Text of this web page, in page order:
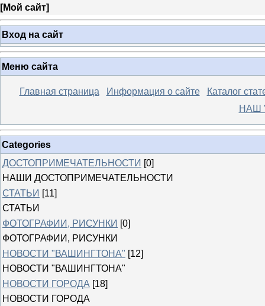
[Мой сайт]
Вход на сайт
Меню сайта
Главная страница Информация о сайте
Каталог
НАШ
Categories
ДОСТОПРИМЕЧАТЕЛЬНОСТИ [0]
НАШИ ДОСТОПРИМЕЧАТЕЛЬНОСТИ
СТАТЬИ [11]
СТАТЬИ
ФОТОГРАФИИ, РИСУНКИ [0]
ФОТОГРАФИИ, РИСУНКИ
НОВОСТИ "ВАШИНГТОНА" [12]
НОВОСТИ "ВАШИНГТОНА"
НОВОСТИ ГОРОДА [18]
НОВОСТИ ГОРОДА